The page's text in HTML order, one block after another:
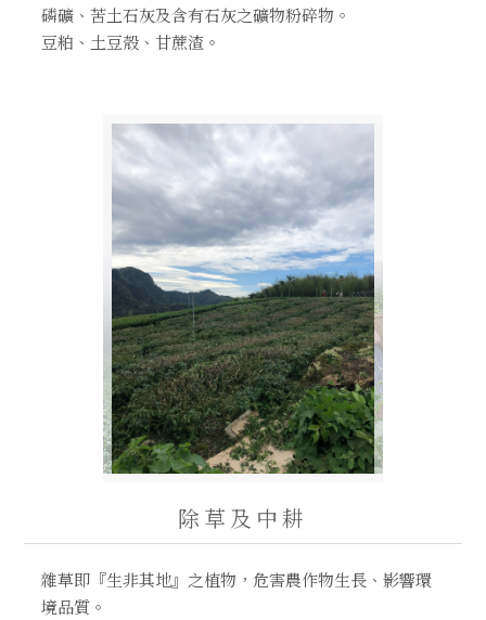
磷礦、苦土石灰及含有石灰之礦物粉碎物。
豆粕、土豆殼、甘蔗渣。
除草及中耕
雜草即『生非其地』之植物，危害農作物生長、影響環
境品質。